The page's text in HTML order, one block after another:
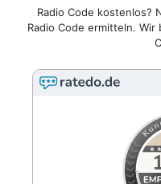
Radio Code kostenlos?
Radio Code ermitteln.